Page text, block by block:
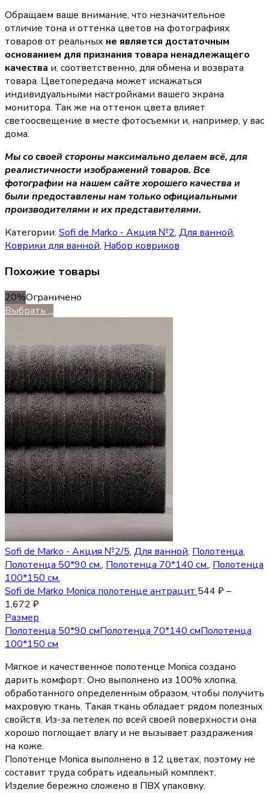
Обращаем ваше внимание, что незначительное
отличие тона и оттенка цветов на фотографиях
товаров от реальных не является достаточным
основанием для признания товара ненадлежащего
качества и, соответственно, для обмена и возврата
товара. Цветопередача может искажаться
индивидуальными настройками вашего экрана
монитора. Так же на оттенок цвета влияет
светоосвещение в месте фотосъемки и, например, у вас
дома.
Мы со своей стороны максимально делаем всё, для
реалистичности изображений товаров. Все
фотографии на нашем сайте хорошего качества и
были предоставлены нам только официальными
производителями и их представителями.
Категории: Sofi de Marko - Акция №2, Для ванной,
Коврики для ванной, Набор ковриков
Похожие товары
20%Ограничено
Выбрать ...
Sofi de Marko - Акция №2/5, Для ванной, Полотенца,
Полотенца 50*90 см., Полотенца 70*140 см., Полотенца
100*150 см.
Sofi de Marko Monica полотенце антрацит 544 ₽–
1,672 ₽
Размер
Полотенца 50*90 смПолотенца 70*140 смПолотенца
100*150 см
Мягкое и качественное полотенце Monica создано
дарить комфорт. Оно выполнено из 100% хлопка,
обработанного определенным образом, чтобы получить
махровую ткань. Такая ткань обладает рядом полезных
свойств. Из-за петелек по всей своей поверхности она
хорошо поглощает влагу и не вызывает раздражения
на коже.
Полотенце Monica выполнено в 12 цветах, поэтому не
составит труда собрать идеальный комплект.
Изделие бережно сложено в ПВХ упаковку.